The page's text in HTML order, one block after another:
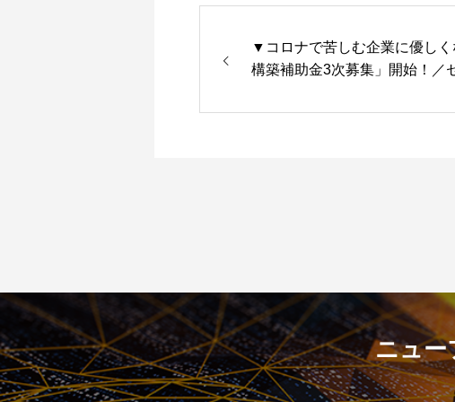
▼コロナで苦しむ企業に優し
構築補助金3次募集」開始！／
ニュー